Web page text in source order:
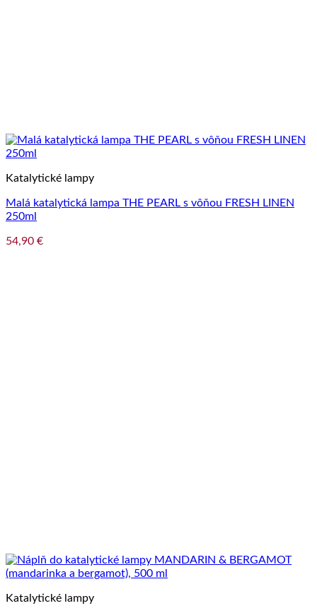
Katalytické lampy
Malá katalytická lampa THE PEARL s vôňou FRESH LINEN
250ml
54,90 €
Katalytické lampy